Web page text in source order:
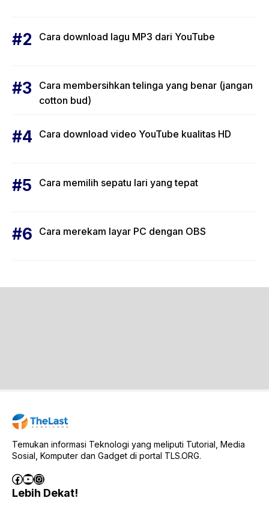
Cara download lagu MP3 dari YouTube
Cara membersihkan telinga yang benar (jangan
cotton bud)
Cara download video YouTube kualitas HD
Cara memilih sepatu lari yang tepat
Cara merekam layar PC dengan OBS
Temukan informasi Teknologi yang meliputi Tutorial, Media
Sosial, Komputer dan Gadget di portal TLS.ORG.
Facebook
YouTube
Instagram
Lebih Dekat!